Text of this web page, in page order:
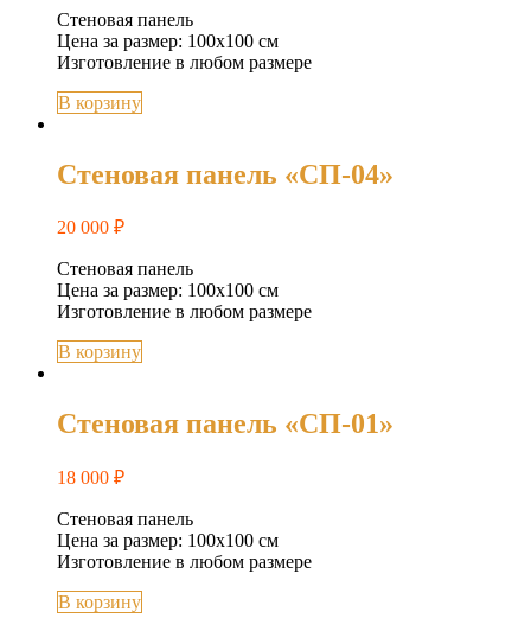
Стеновая панель
Цена за размер: 100х100 см
Изготовление в любом размере
В корзину
Стеновая панель «СП-04»
20 000 ₽
Стеновая панель
Цена за размер: 100х100 см
Изготовление в любом размере
В корзину
Стеновая панель «СП-01»
18 000 ₽
Стеновая панель
Цена за размер: 100х100 см
Изготовление в любом размере
В корзину